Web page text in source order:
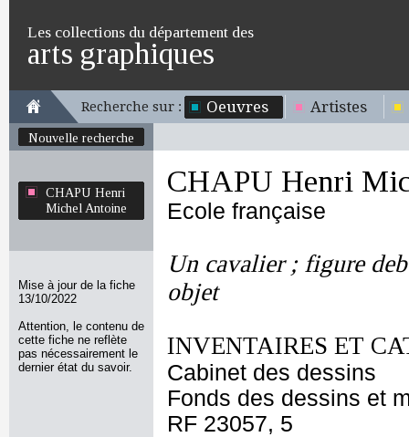
Les collections du département des
arts graphiques
Recherche sur : Oeuvres Artistes
Nouvelle recherche
CHAPU Henri
Michel Antoine
Mise à jour de la fiche
13/10/2022
Attention, le contenu de
cette fiche ne reflète
pas nécessairement le
dernier état du savoir.
CHAPU Henri
Ecole française
Un cavalier ; figure
objet
INVENTAIRES ET
Cabinet des dessins
Fonds des dessins et
RF 23057, 5